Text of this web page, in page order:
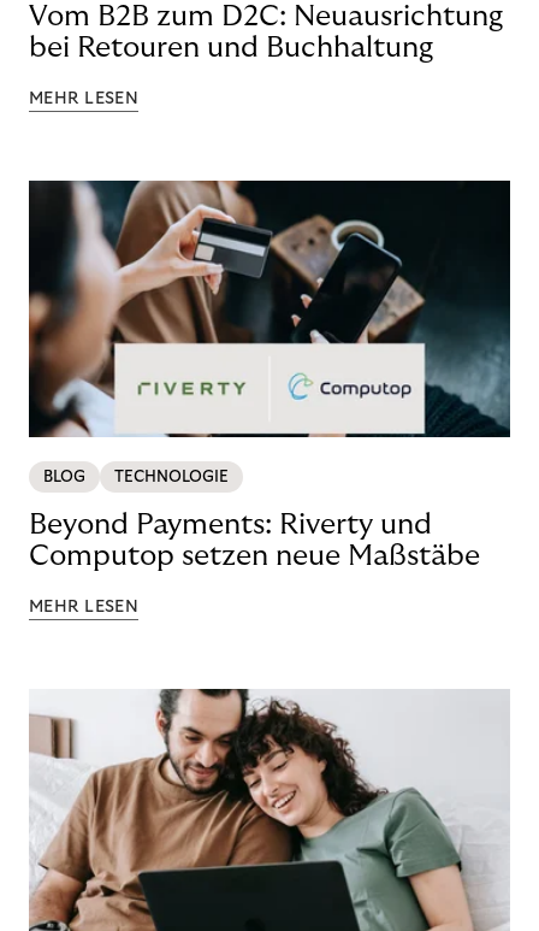
Vom B2B zum D2C: Neuausrichtung
bei Retouren und Buchhaltung
MEHR LESEN
BLOG TECHNOLOGIE
Beyond Payments: Riverty und
Computop setzen neue Maßstäbe
MEHR LESEN